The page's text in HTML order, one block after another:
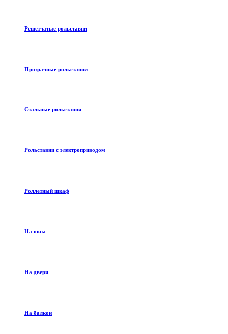
Решетчатые рольставни
Прозрачные рольставни
Стальные рольставни
Рольставни с электроприводом
Роллетный шкаф
На окна
На двери
На балкон